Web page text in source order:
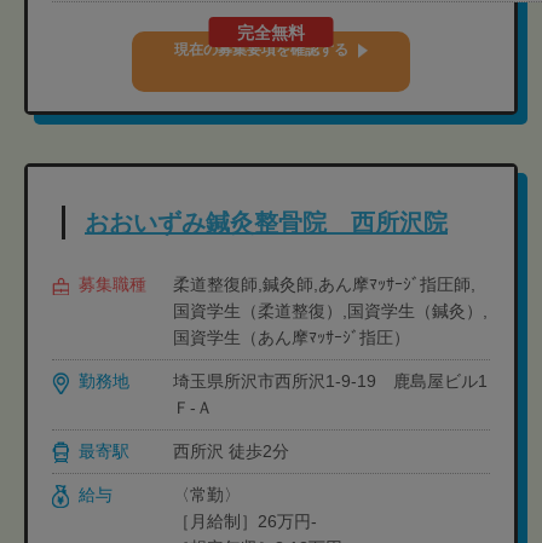
完全無料
現在の募集要項を確認する
おおいずみ鍼灸整骨院 西所沢院
募集職種
柔道整復師,鍼灸師,あん摩ﾏｯｻｰｼﾞ指圧師,
国資学生（柔道整復）,国資学生（鍼灸）,
国資学生（あん摩ﾏｯｻｰｼﾞ指圧）
勤務地
埼玉県所沢市西所沢1-9-19 鹿島屋ビル1
Ｆ-Ａ
最寄駅 西所沢 徒歩2分
給与
〈常勤〉
［月給制］26万円‐